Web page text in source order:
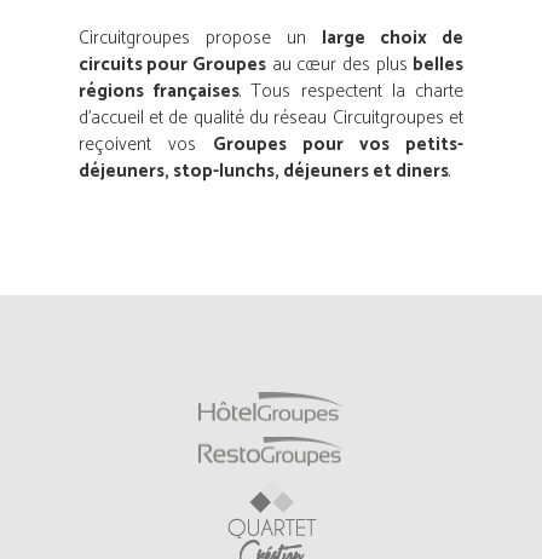
Circuitgroupes propose un large choix de
circuits pour Groupes au cœur des plus belles
régions françaises. Tous respectent la charte
d’accueil et de qualité du réseau Circuitgroupes et
reçoivent vos Groupes pour vos petits-
déjeuners, stop-lunchs, déjeuners et diners.